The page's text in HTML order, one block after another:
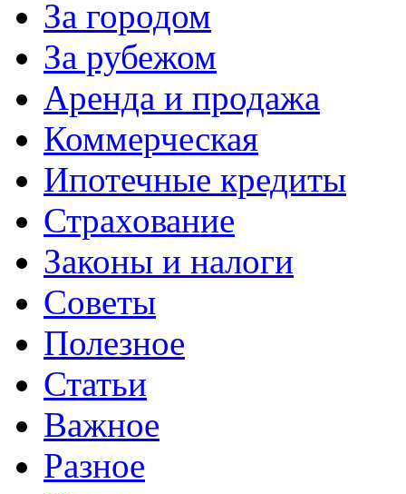
За городом
За рубежом
Аренда и продажа
Коммерческая
Ипотечные кредиты
Страхование
Законы и налоги
Советы
Полезное
Статьи
Важное
Разное